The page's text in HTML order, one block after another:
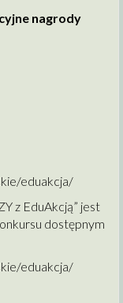
nagrody
eduakcja/
z EduAkcją” jest
dostępnym
eduakcja/